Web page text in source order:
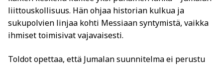
liittouskollisuus. Hän ohjaa historian kulkua ja
sukupolvien linjaa kohti Messiaan syntymistä, vaikka
ihmiset toimisivat vajavaisesti.
Toldot opettaa, että Jumalan suunnitelma ei perustu